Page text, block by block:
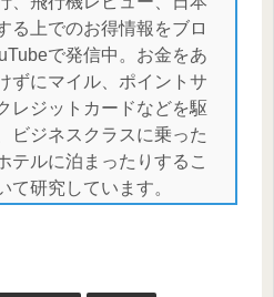
る上でのお得情報をブロ
で発信中。お金をあ
ずにマイル、ポイントサ
レジットカードなどを駆
ビジネスクラスに乗った
テルに泊まったりするこ
て研究しています。